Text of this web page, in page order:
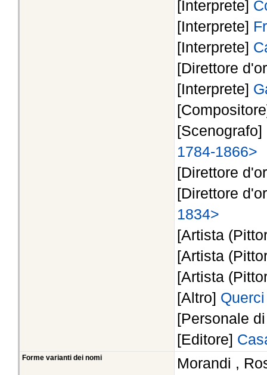
[Interprete]
[Interprete]
[Interprete]
[Direttore
[Interprete]
[Scenografo]
1784-1866>
[Direttore
[Direttore
1834>
[Artista
[Artista
[Artista
[Altro]
[Personale
[Editore]
Forme varianti dei nomi Morandi ,